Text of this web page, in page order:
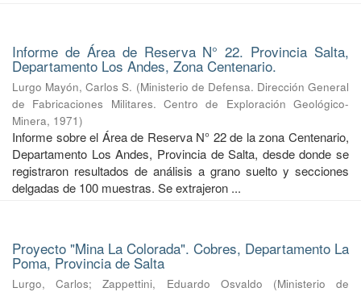
Informe de Área de Reserva N° 22. Provincia Salta,
Departamento Los Andes, Zona Centenario.
Lurgo Mayón, Carlos S. (Ministerio de Defensa. Dirección General
de Fabricaciones Militares. Centro de Exploración Geológico-
Minera, 1971)
Informe sobre el Área de Reserva N° 22 de la zona Centenario,
Departamento Los Andes, Provincia de Salta, desde donde se
registraron resultados de análisis a grano suelto y secciones
delgadas de 100 muestras. Se extrajeron ...
Proyecto "Mina La Colorada". Cobres, Departamento La
Poma, Provincia de Salta
Lurgo, Carlos;Zappettini, Eduardo Osvaldo (Ministerio de